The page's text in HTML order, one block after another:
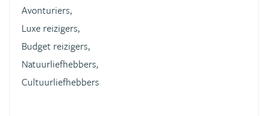
Avonturiers,
Luxe reizigers,
Budget reizigers,
Natuurliefhebbers,
Cultuurliefhebbers